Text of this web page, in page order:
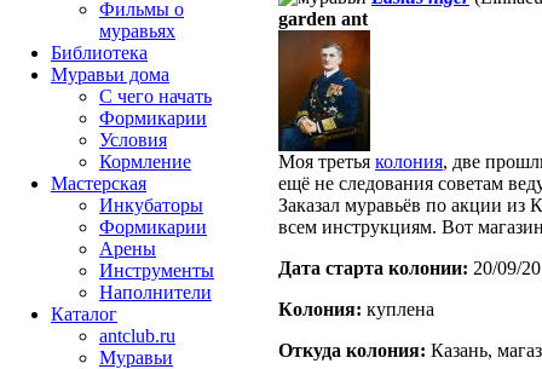
garden ant
Моя третья колония, две
ещё не следования советам
Заказал муравьёв по акции из
всем инструкциям. Вот
Дата старта кoлонии: 20/09/
Кoлония: куплена
Откуда кoлония: Казань,
Фильмы о
муравьях
Библиотека
Муравьи дома
С чего начать
Формикарии
Условия
Кормление
Мастерская
Инкубаторы
Формикарии
Арены
Инструменты
Наполнители
Каталог
antclub.ru
Муравьи